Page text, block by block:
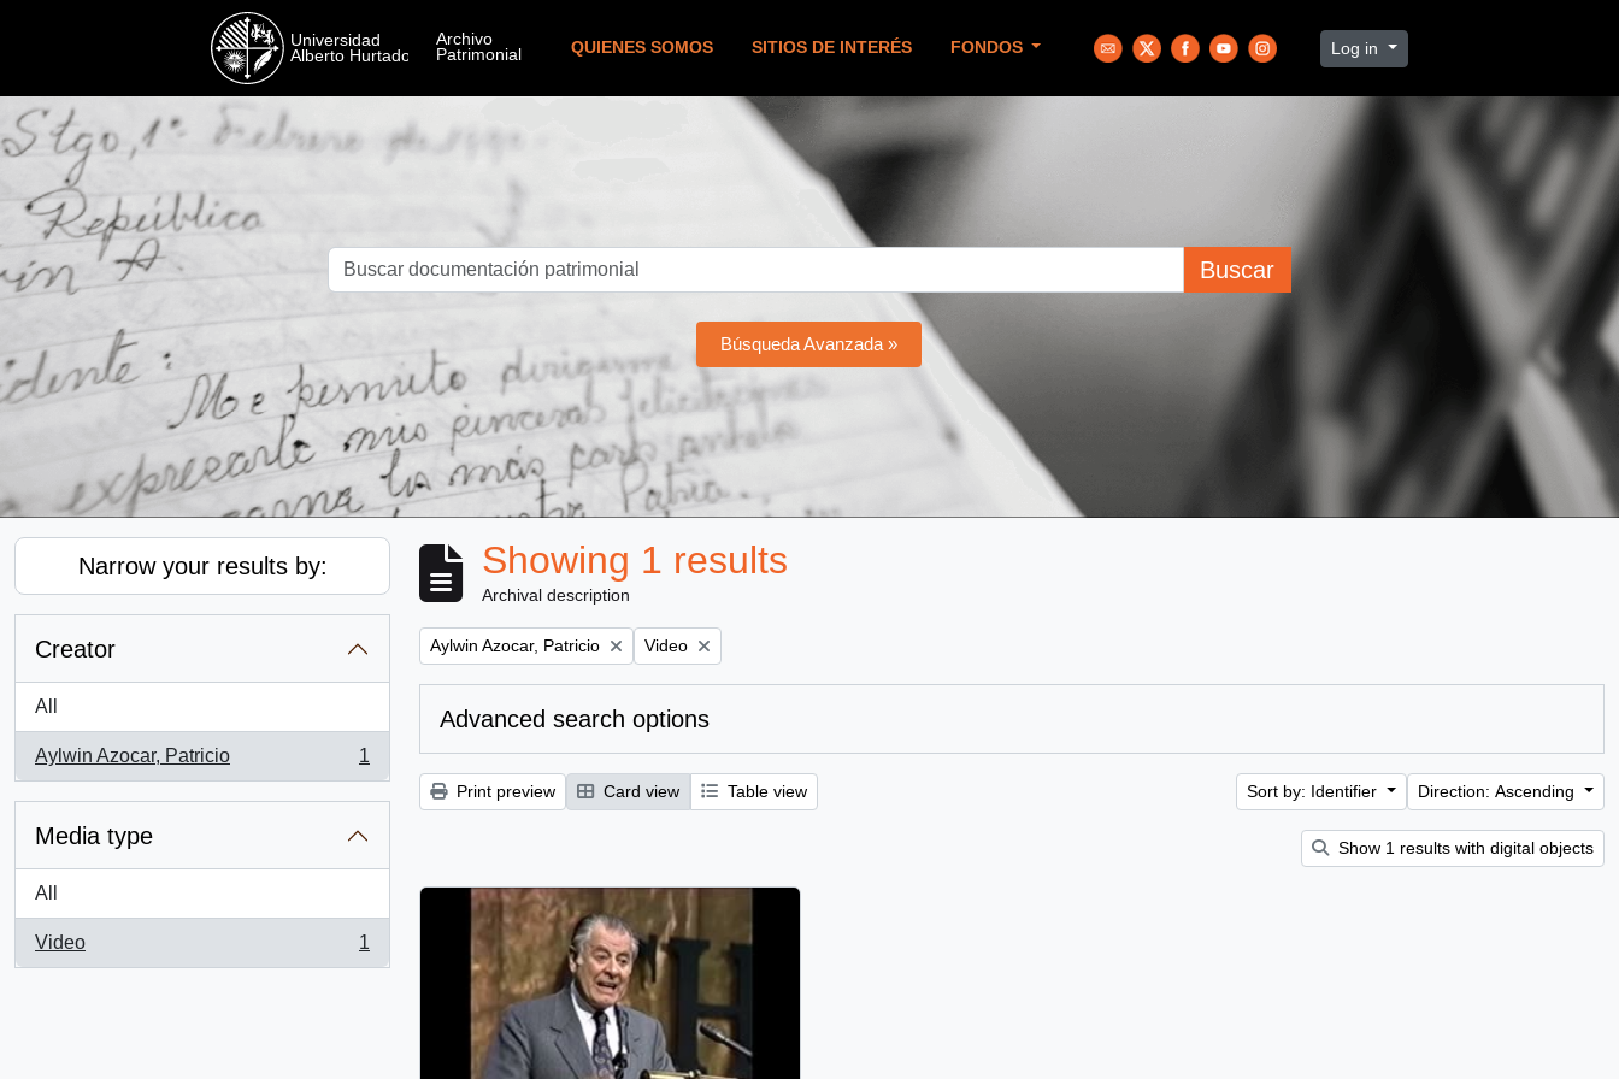
QUIENES SOMOS SITIOS DE INTERÉS FONDOS Log in
Buscar
Búsqueda Avanzada »
Narrow your results by:
Creator
All
Aylwin Azocar, Patricio
, 1 results
1
Media type
All
Video
, 1 results
1
Showing 1 results
Archival description
Remove filter:
Aylwin Azocar, Patricio Remove filter:
Video
Advanced search options
Print preview Card view Table view Sort by: Identifier Direction: Ascending
Show 1 results with digital objects